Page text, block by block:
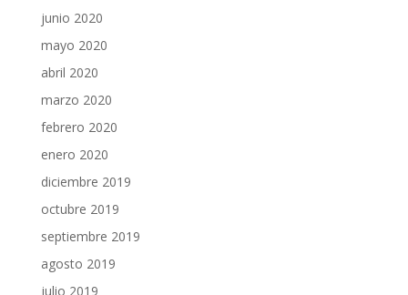
junio 2020
mayo 2020
abril 2020
marzo 2020
febrero 2020
enero 2020
diciembre 2019
octubre 2019
septiembre 2019
agosto 2019
julio 2019